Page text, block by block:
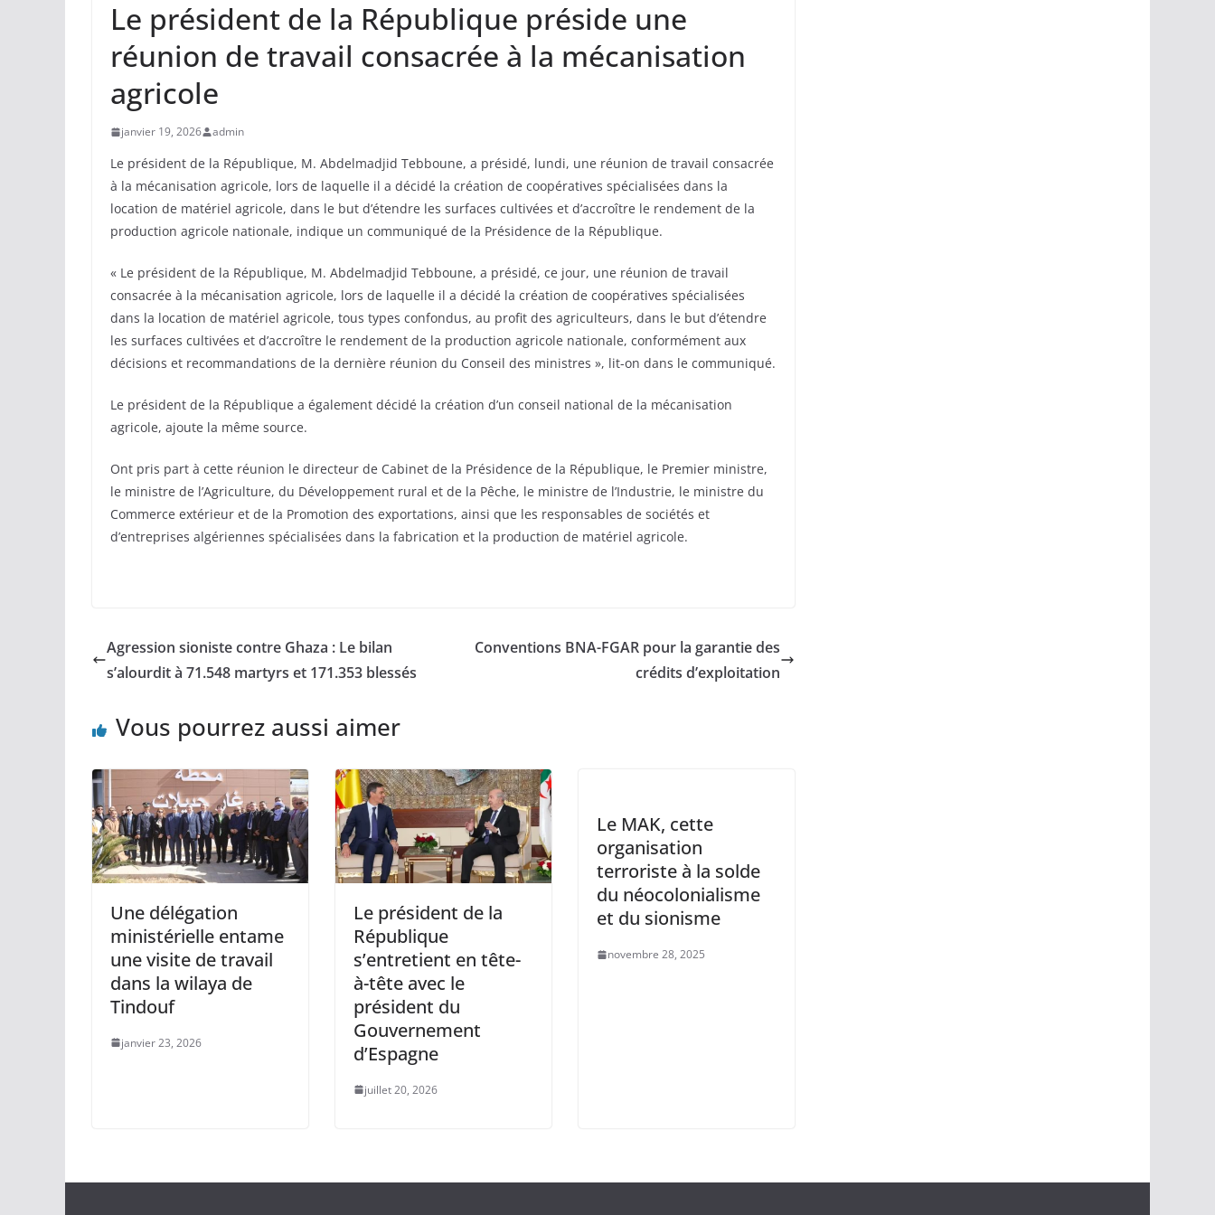
Le président de la République préside une
réunion de travail consacrée à la mécanisation
agricole
janvier 19, 2026 admin
Le président de la République, M. Abdelmadjid Tebboune, a présidé, lundi, une réunion de travail consacrée
à la mécanisation agricole, lors de laquelle il a décidé la création de coopératives spécialisées dans la
location de matériel agricole, dans le but d’étendre les surfaces cultivées et d’accroître le rendement de la
production agricole nationale, indique un communiqué de la Présidence de la République.
« Le président de la République, M. Abdelmadjid Tebboune, a présidé, ce jour, une réunion de travail
consacrée à la mécanisation agricole, lors de laquelle il a décidé la création de coopératives spécialisées
dans la location de matériel agricole, tous types confondus, au profit des agriculteurs, dans le but d’étendre
les surfaces cultivées et d’accroître le rendement de la production agricole nationale, conformément aux
décisions et recommandations de la dernière réunion du Conseil des ministres », lit-on dans le communiqué.
Le président de la République a également décidé la création d’un conseil national de la mécanisation
agricole, ajoute la même source.
Ont pris part à cette réunion le directeur de Cabinet de la Présidence de la République, le Premier ministre,
le ministre de l’Agriculture, du Développement rural et de la Pêche, le ministre de l’Industrie, le ministre du
Commerce extérieur et de la Promotion des exportations, ainsi que les responsables de sociétés et
d’entreprises algériennes spécialisées dans la fabrication et la production de matériel agricole.
Agression sioniste contre Ghaza : Le bilan
s’alourdit à 71.548 martyrs et 171.353 blessés
Conventions BNA-FGAR pour la garantie des
crédits d’exploitation
Vous pourrez aussi aimer
Une délégation
ministérielle entame
une visite de travail
dans la wilaya de
Tindouf
janvier 23, 2026
Le président de la
République
s’entretient en tête-
à-tête avec le
président du
Gouvernement
d’Espagne
juillet 20, 2026
Le MAK, cette
organisation
terroriste à la solde
du néocolonialisme
et du sionisme
novembre 28, 2025